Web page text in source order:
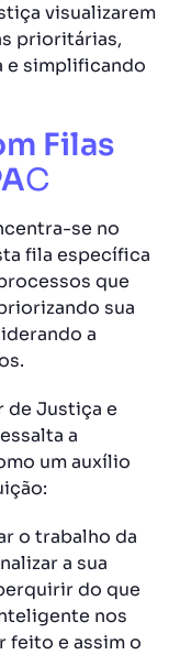
visualizarem
prioritárias,
e simplificando
Filas
C
se no
fila específica
que
sua
a
de Justiça e
a
um auxílio
o trabalho da
a sua
do que
nos
feito e assim o